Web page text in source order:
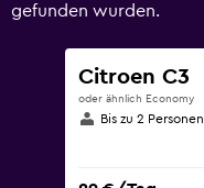
gefunden wurden.
Citroen C3
oder ähnlich Economy
Bis zu 2 Personen